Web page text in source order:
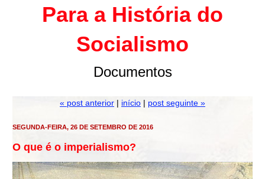
Para a História do
Socialismo
Documentos
« post anterior | início | post seguinte »
SEGUNDA-FEIRA, 26 DE SETEMBRO DE 2016
O que é o imperialismo?